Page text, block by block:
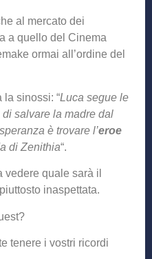
al mercato dei
a quello del Cinema
ormai all’ordine del
la sinossi: “Luca segue le
salvare la madre dal
è trovare l’eroe
di Zenithia“.
vedere quale sarà il
inaspettata.
tenere i vostri ricordi